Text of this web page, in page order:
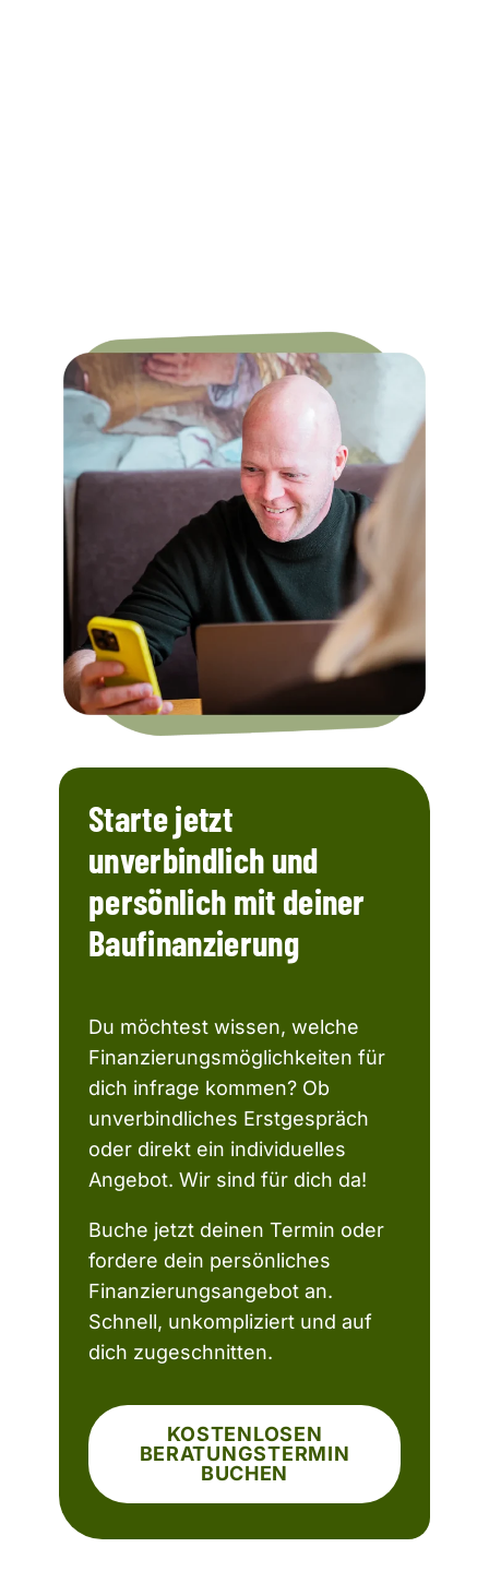
Starte jetzt
unverbindlich und
persönlich mit deiner
Baufinanzierung
Du möchtest wissen, welche
Finanzierungsmöglichkeiten für
dich infrage kommen? Ob
unverbindliches Erstgespräch
oder direkt ein individuelles
Angebot. Wir sind für dich da!
Buche jetzt deinen Termin oder
fordere dein persönliches
Finanzierungsangebot an.
Schnell, unkompliziert und auf
dich zugeschnitten.
KOSTENLOSEN
BERATUNGSTERMIN
BUCHEN